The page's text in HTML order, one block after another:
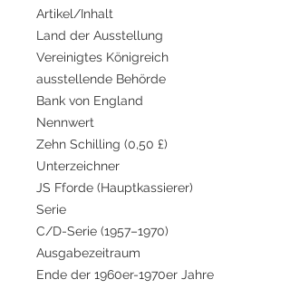
Artikel/Inhalt
Land der Ausstellung
Vereinigtes Königreich
ausstellende Behörde
Bank von England
Nennwert
Zehn Schilling (0,50 £)
Unterzeichner
JS Fforde (Hauptkassierer)
Serie
C/D-Serie (1957–1970)
Ausgabezeitraum
Ende der 1960er-1970er Jahre